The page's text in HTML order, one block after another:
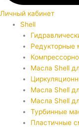
Личный кабинет
Shell
Редукторные
Масла Shell
Масла Shell
Масла Shell
Турбинные
Пластичные